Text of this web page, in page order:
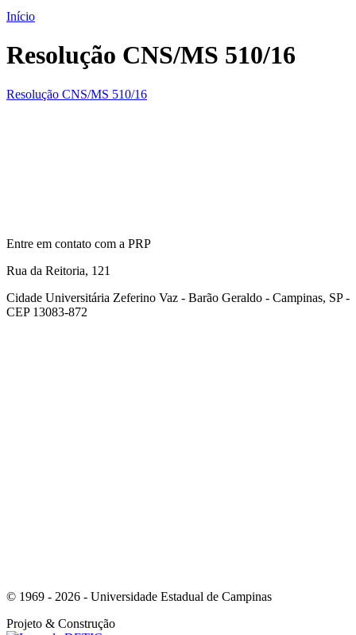
Início
Resolução CNS/MS 510/16
Resolução CNS/MS 510/16
Entre em contato com a PRP
Rua da Reitoria, 121
Cidade Universitária Zeferino Vaz - Barão Geraldo - Campinas, SP -
CEP 13083-872
© 1969 - 2026 - Universidade Estadual de Campinas
Projeto & Construção